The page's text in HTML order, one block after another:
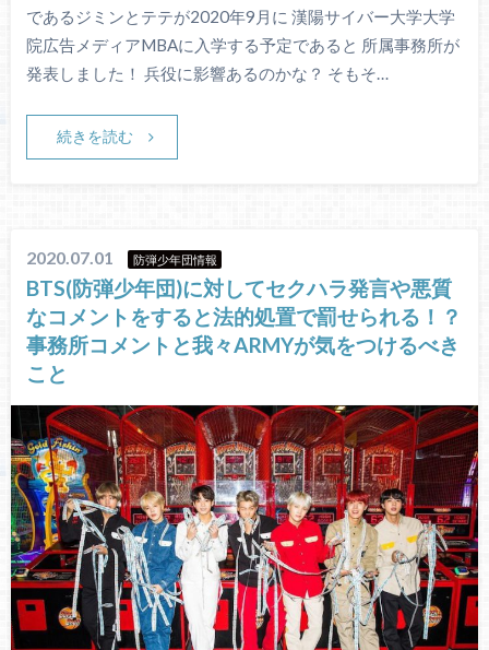
であるジミンとテテが2020年9月に 漢陽サイバー大学大学
院広告メディアMBAに入学する予定であると 所属事務所が
発表しました！ 兵役に影響あるのかな？ そもそ…
続きを読む
2020.07.01 防弾少年団情報
BTS(防弾少年団)に対してセクハラ発言や悪質
なコメントをすると法的処置で罰せられる！？
事務所コメントと我々ARMYが気をつけるべき
こと